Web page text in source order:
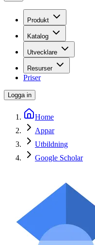
Produkt
Katalog
Utvecklare
Resurser
Priser
Logga in
Home
Appar
Utbildning
Google Scholar